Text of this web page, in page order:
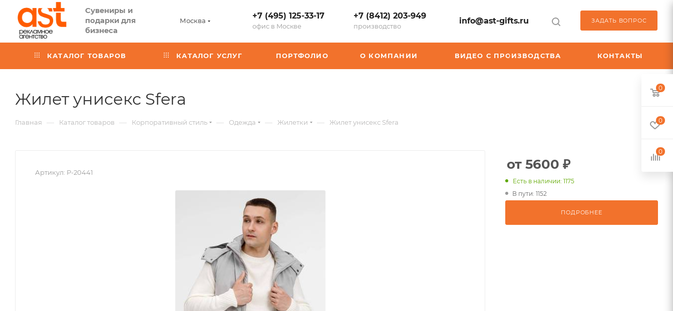
Сувениры и
подарки для
бизнеса
Москва +7 (495) 125-33-17
офис в Москве
+7 (8412) 203-949
производство
info@ast-gifts.ru ЗАДАТЬ ВОПРОС
КАТАЛОГ ТОВАРОВ КАТАЛОГ УСЛУГ ПОРТФОЛИО О КОМПАНИИ ВИДЕО С ПРОИЗВОДСТВА КОНТАКТЫ
Жилет унисекс Sfera
арт.:
Главная — Каталог товаров — Корпоративный стиль — Одежда — Жилетки — Жилет унисекс Sfera
Артикул: P-20441 от 5600 ₽
Есть в наличии: 1175
В пути: 1152
ПОДРОБНЕЕ
0
0
0